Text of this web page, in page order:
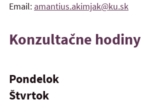
Email: amantius.akimjak@ku.sk
Konzultačne hodiny
Pondelok
Štvrtok